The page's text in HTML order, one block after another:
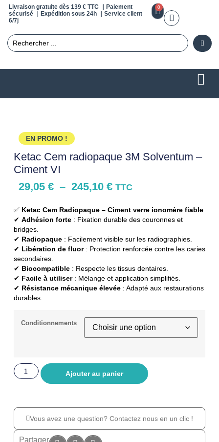
Livraison gratuite dès 139 € TTC ｜Paiement
sécurisé ｜Expédition sous 24h ｜Service client
6/7j
0
EN PROMO !
Ketac Cem radiopaque 3M Solventum –
Ciment VI
29,05 € – 245,10 € TTC
✅ Ketac Cem Radiopaque – Ciment verre ionomère fiable
✔ Adhésion forte: Fixation durable des couronnes et
bridges.
✔ Radiopaque: Facilement visible sur les radiographies.
✔ Libération de fluor: Protection renforcée contre les caries
secondaires.
✔ Biocompatible: Respecte les tissus dentaires.
✔ Facile à utiliser: Mélange et application simplifiés.
✔ Résistance mécanique élevée: Adapté aux restaurations
durables.
Conditionnements
Ajouter au panier
Vous avez une question? Contactez nous en un clic !
Partager